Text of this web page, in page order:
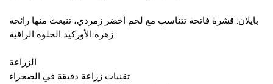
بايلان: قشرة فاتحة تتناسب مع لحم أخضر زمردي، تنبعث منها رائحة
زهرة الأوركيد الحلوة الراقية.
الزراعة
تقنيات زراعة دقيقة في الصحراء